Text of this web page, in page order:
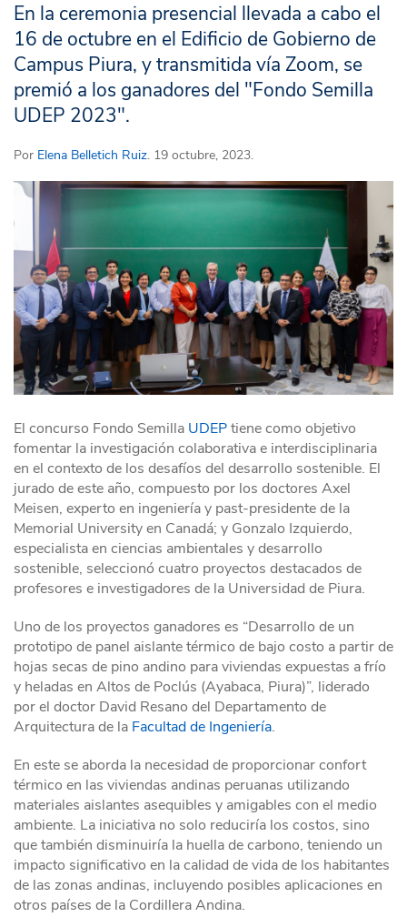
En la ceremonia presencial llevada a cabo el
16 de octubre en el Edificio de Gobierno de
Campus Piura, y transmitida vía Zoom, se
premió a los ganadores del "Fondo Semilla
UDEP 2023".
Por Elena Belletich Ruiz. 19 octubre, 2023.
El concurso Fondo Semilla UDEPtiene como objetivo
fomentar la investigación colaborativa e interdisciplinaria
en el contexto de los desafíos del desarrollo sostenible. El
jurado de este año, compuesto por los doctores Axel
Meisen, experto en ingeniería y past-presidente de la
Memorial University en Canadá; y Gonzalo Izquierdo,
especialista en ciencias ambientales y desarrollo
sostenible, seleccionó cuatro proyectos destacados de
profesores e investigadores de la Universidad de Piura.
Uno de los proyectos ganadores es “Desarrollo de un
prototipo de panel aislante térmico de bajo costo a partir de
hojas secas de pino andino para viviendas expuestas a frío
y heladas en Altos de Poclús (Ayabaca, Piura)”, liderado
por el doctor David Resano del Departamento de
Arquitectura de la Facultad de Ingeniería.
En este se aborda la necesidad de proporcionar confort
térmico en las viviendas andinas peruanas utilizando
materiales aislantes asequibles y amigables con el medio
ambiente. La iniciativa no solo reduciría los costos, sino
que también disminuiría la huella de carbono, teniendo un
impacto significativo en la calidad de vida de los habitantes
de las zonas andinas, incluyendo posibles aplicaciones en
otros países de la Cordillera Andina.